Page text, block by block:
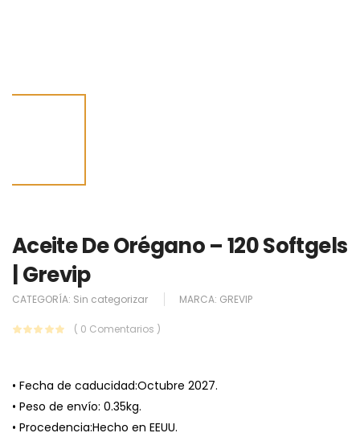
Aceite De Orégano – 120 Softgels
| Grevip
CATEGORÍA: Sin categorizar MARCA: GREVIP
( 0 Comentarios )
• Fecha de caducidad:Octubre 2027.
• Peso de envío: 0.35kg.
• Procedencia:Hecho en EEUU.